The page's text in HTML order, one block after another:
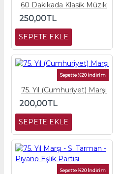
60 Dakikada Klasik Müzik
250,00TL
SEPETE EKLE
Sepette %20 İndirim
75. Yıl (Cumhuriyet) Marşı
200,00TL
SEPETE EKLE
Sepette %20 İndirim